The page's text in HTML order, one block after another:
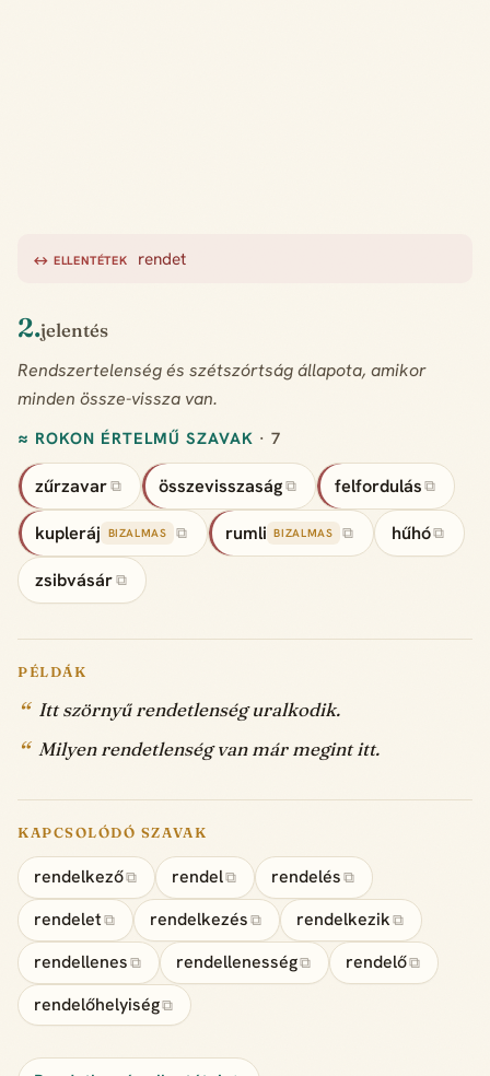
↔ ELLENTÉTEK rendet
2.jelentés
Rendszertelenség és szétszórtság állapota, amikor
minden össze-vissza van.
≈ ROKON ÉRTELMŰ SZAVAK · 7
zűrzavar ⧉ összevisszaság ⧉ felfordulás ⧉
kupleráj BIZALMAS ⧉ rumli BIZALMAS ⧉ hűhó⧉
zsibvásár ⧉
PÉLDÁK
Itt szörnyű rendetlenség uralkodik.
Milyen rendetlenség van már megint itt.
KAPCSOLÓDÓ SZAVAK
rendelkező⧉ rendel⧉ rendelés ⧉
rendelet ⧉ rendelkezés ⧉ rendelkezik ⧉
rendellenes ⧉ rendellenesség⧉ rendelő⧉
rendelőhelyiség⧉